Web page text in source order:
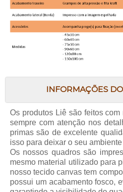
INFORMAÇÕES
Os produtos Liê são feitos
sempre com atenção nos
primas são de excelente
isso para deixar o seu
Os nossos quadros são
mesmo material utilizado para
nosso tecido canvas tem
possui um acabamento fosco,